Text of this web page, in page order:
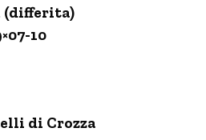
(differita)
10
di Crozza